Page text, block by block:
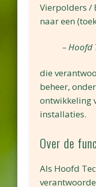
Vierpolders /
naar een
– Hoofd
die
beheer,
ontwikkeling
installaties.
Over de
Als Hoofd